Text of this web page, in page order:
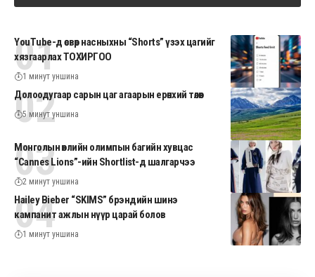
YouTube-д өсвөр насныхны “Shorts” үзэх цагийг
хязгаарлах ТОХИРГОО
1 минут уншина
Долоодугаар сарын цаг агаарын ерөнхий төлөв
5 минут уншина
Монголын өвлийн олимпын багийн хувцас
“Cannes Lions”-ийн Shortlist-д шалгарчээ
2 минут уншина
Hailey Bieber “SKIMS” брэндийн шинэ
кампанит ажлын нүүр царай болов
1 минут уншина